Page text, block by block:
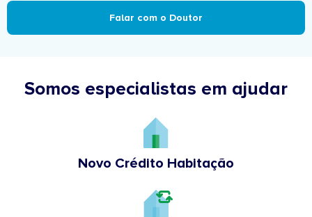
Falar com o Doutor
Somos especialistas em ajudar
Novo Crédito Habitação